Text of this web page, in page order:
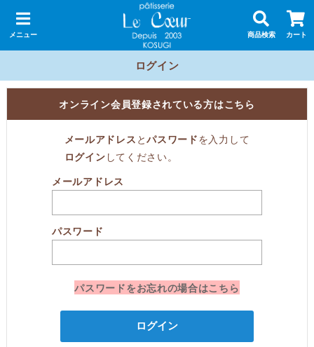
メニュー 商品検索 カート
ログイン
オンライン会員登録されている方はこちら
メールアドレス とパスワードを入力して
ログイン してください。
メールアドレス
パスワード
パスワードをお忘れの場合はこちら
ログイン